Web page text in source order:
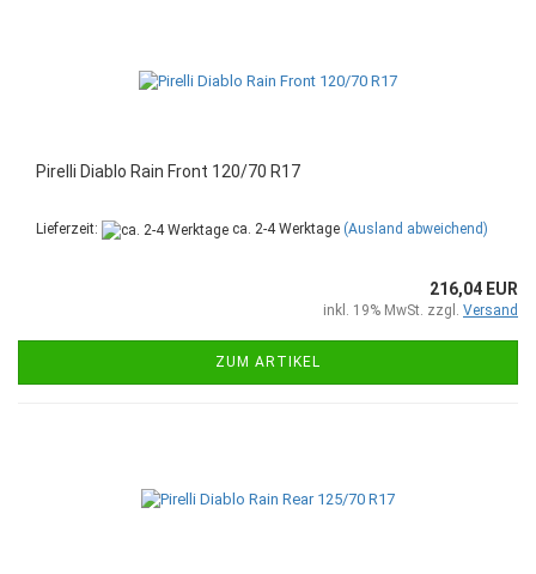
Pirelli Diablo Rain Front 120/70 R17
Lieferzeit: ca. 2-4 Werktage (Ausland abweichend)
216,04 EUR
inkl. 19% MwSt. zzgl. Versand
ZUM ARTIKEL